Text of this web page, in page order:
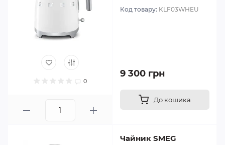
0
Код товару: KLF03WHEU
9 300 грн
До кошика
Чайник SMEG